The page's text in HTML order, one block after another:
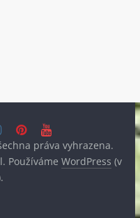
práva vyhrazena.
Používáme WordPress (v